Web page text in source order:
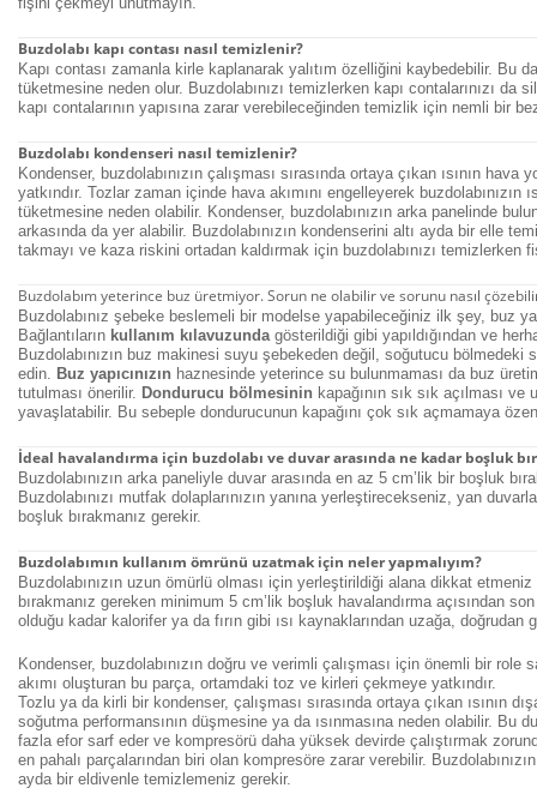
Buzdolabı kapı contası nasıl temizlenir?
Kapı contası zamanla kirle kaplanarak yalıtım özelliğini kaybedebilir. Bu
tüketmesine neden olur. Buzdolabınızı temizlerken kapı contalarınızı
kapı contalarının yapısına zarar verebileceğinden temizlik için nemli bir
Buzdolabı kondenseri nasıl temizlenir?
Kondenser, buzdolabınızın çalışması sırasında ortaya çıkan ısının hava
yatkındır. Tozlar zaman içinde hava akımını engelleyerek buzdolabınızın
tüketmesine neden olabilir. Kondenser, buzdolabınızın arka panelinde
arkasında da yer alabilir. Buzdolabınızın kondenserini altı ayda bir elle
takmayı ve kaza riskini ortadan kaldırmak için buzdolabınızı temizlerken
Buzdolabım yeterince buz üretmiyor. Sorun ne olabilir ve sorunu nasıl
Buzdolabınız şebeke beslemeli bir modelse yapabileceğiniz ilk şey, buz
Bağlantıların kullanım kılavuzundagösterildiği gibi yapıldığından ve
Buzdolabınızın buz makinesi suyu şebekeden değil, soğutucu bölmedeki
edin. Buz yapıcınızın haznesinde yeterince su bulunmaması da buz
tutulması önerilir. Dondurucu bölmesinin kapağının sık sık açılması
yavaşlatabilir. Bu sebeple dondurucunun kapağını çok sık açmamaya
İdeal havalandırma için buzdolabı ve duvar arasında ne kadar boşluk
Buzdolabınızın arka paneliyle duvar arasında en az 5 cm’lik bir boşluk
Buzdolabınızı mutfak dolaplarınızın yanına yerleştirecekseniz, yan
boşluk bırakmanız gerekir.
Buzdolabımın kullanım ömrünü uzatmak için neler yapmalıyım?
Buzdolabınızın uzun ömürlü olması için yerleştirildiği alana dikkat
bırakmanız gereken minimum 5 cm’lik boşluk havalandırma açısından
olduğu kadar kalorifer ya da fırın gibi ısı kaynaklarından uzağa, doğrudan
Kondenser, buzdolabınızın doğru ve verimli çalışması için önemli bir role
akımı oluşturan bu parça, ortamdaki toz ve kirleri çekmeye yatkındır.
Tozlu ya da kirli bir kondenser, çalışması sırasında ortaya çıkan ısının
soğutma performansının düşmesine ya da ısınmasına neden olabilir. Bu
fazla efor sarf eder ve kompresörü daha yüksek devirde çalıştırmak
en pahalı parçalarından biri olan kompresöre zarar verebilir.
ayda bir eldivenle temizlemeniz gerekir.